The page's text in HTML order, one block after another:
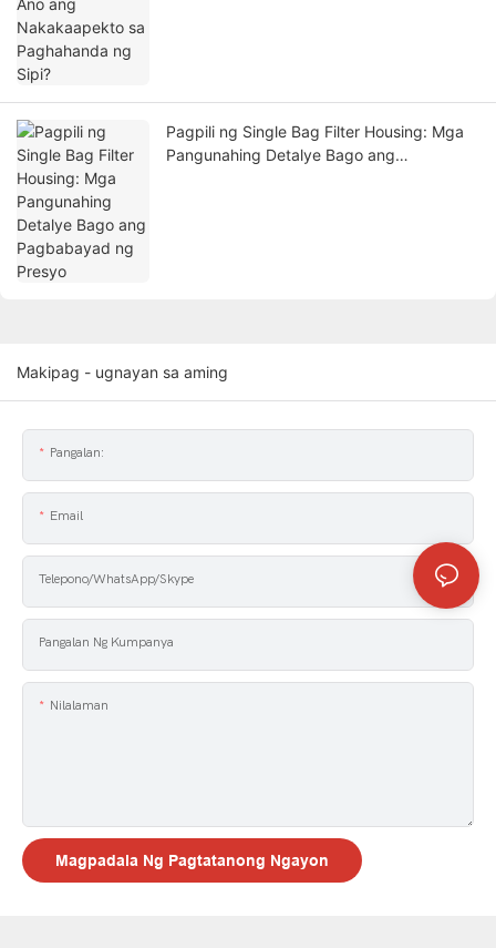
Pagpili ng Single Bag Filter Housing: Mga
Pangunahing Detalye Bago ang
Makipag - ugnayan sa aming
Pangalan:
Email
Telepono/WhatsApp/Skype
Pangalan Ng Kumpanya
Nilalaman
Magpadala Ng Pagtatanong Ngayon